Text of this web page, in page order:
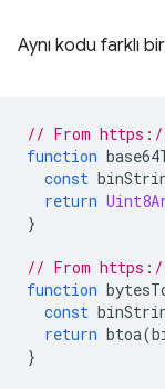
Aynı kodu farklı
// From https://
function
const
return
}
// From https://
function
const
return btoa(
}